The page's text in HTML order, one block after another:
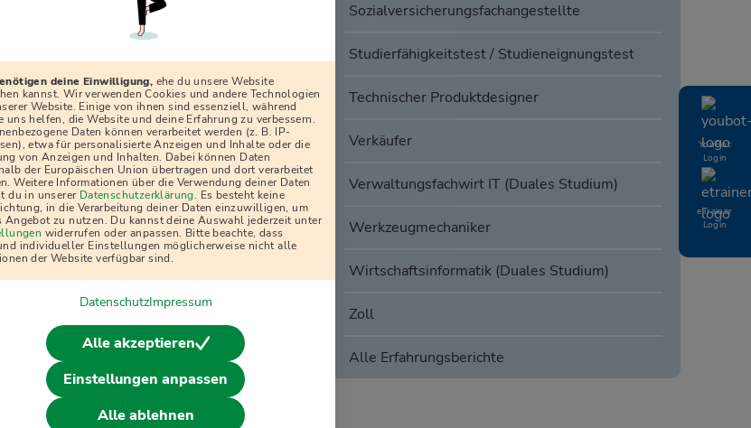
YouBot
Login
eTrainer
Login
Unterschiede teilweise sehr
und Technik. Hier war ein
auswählen, welche Ventile
kann.
mit leeren Feldern. Die
Im letzten Teil des
dargestellt. Hier war
Sozialversicherungsfachangestellte
Studierfähigkeitstest / Studieneignungstest
Technischer Produktdesigner
Verkäufer
Verwaltungsfachwirt IT (Duales Studium)
Werkzeugmechaniker
Wirtschaftsinformatik (Duales Studium)
Zoll
Alle Erfahrungsberichte
deine Einwilligung, ehe du unsere Website
kannst. Wir verwenden Cookies und andere Technologien
Website. Einige von ihnen sind essenziell, während
uns helfen, die Website und deine Erfahrung zu verbessern.
Daten können verarbeitet werden (z. B. IP-
etwa für personalisierte Anzeigen und Inhalte oder die
von Anzeigen und Inhalten. Dabei können Daten
der Europäischen Union übertragen und dort verarbeitet
Weitere Informationen über die Verwendung deiner Daten
du in unserer Datenschutzerklärung. Es besteht keine
in die Verarbeitung deiner Daten einzuwilligen, um
Angebot zu nutzen. Du kannst deine Auswahl jederzeit unter
widerrufen oder anpassen. Bitte beachte, dass
individueller Einstellungen möglicherweise nicht alle
der Website verfügbar sind.
DatenschutzImpressum
Alle akzeptieren
Einstellungen anpassen
Alle ablehnen